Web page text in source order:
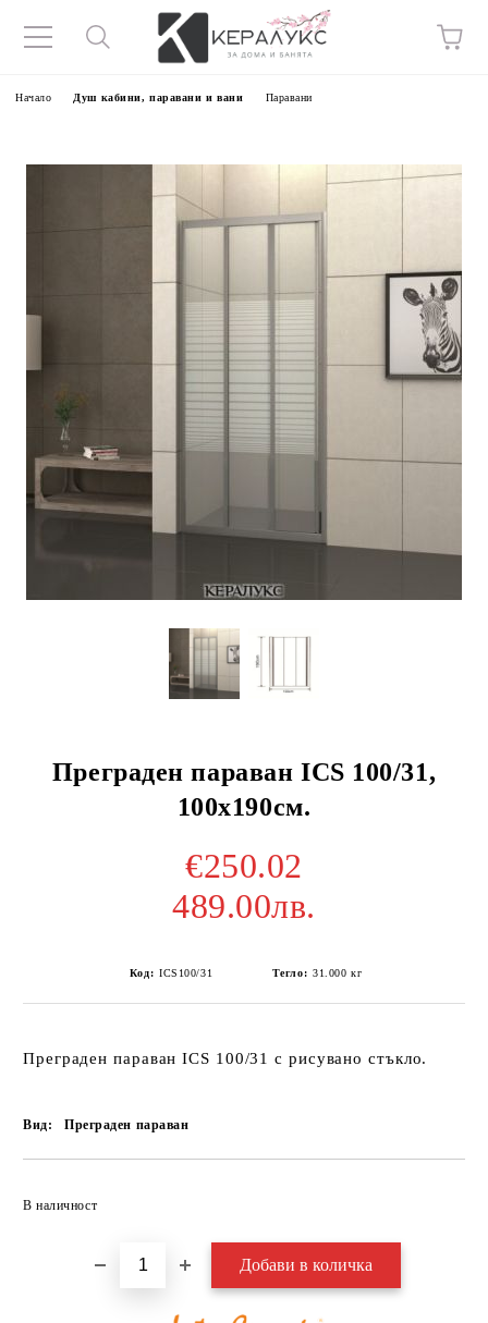
Начало Душ кабини, паравани и вани Паравани
Преграден параван ICS 100/31,
100х190см.
€250.02
489.00лв.
Код: ICS100/31 Тегло: 31.000 кг
Преграден параванICS 100/31 с рисувано стъкло.
Вид: Преграден параван
В наличност